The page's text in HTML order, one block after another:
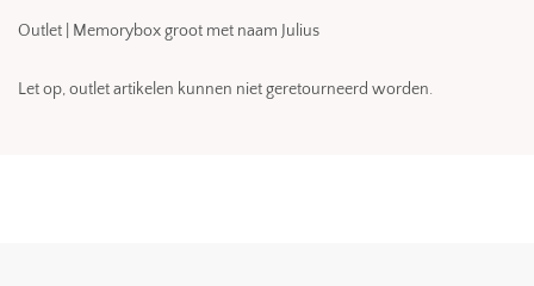
Outlet | Memorybox groot met naam Julius
Let op, outlet artikelen kunnen niet geretourneerd worden.